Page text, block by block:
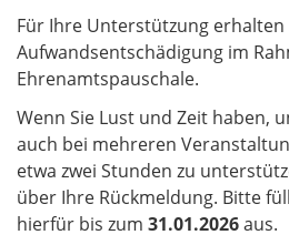
Für Ihre Unterstützung erhalten
Aufwandsentschädigung im
Ehrenamtspauschale.
Wenn Sie Lust und Zeit haben,
auch bei mehreren
etwa zwei Stunden zu
über Ihre Rückmeldung. Bitte
hierfür bis zum 31.01.2026aus.